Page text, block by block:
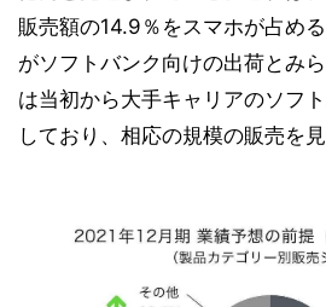
販売額の14.9％をスマホが占め
がソフトバンク向けの出荷とみ
は当初から大手キャリアのソフ
しており、相応の規模の販売を